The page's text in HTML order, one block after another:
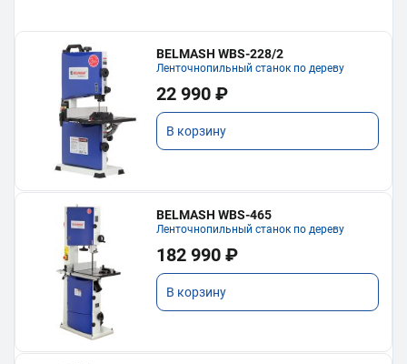
BELMASH WBS-228/2
Ленточнопильный станок по дереву
22 990 ₽
В корзину
BELMASH WBS-465
Ленточнопильный станок по дереву
182 990 ₽
В корзину